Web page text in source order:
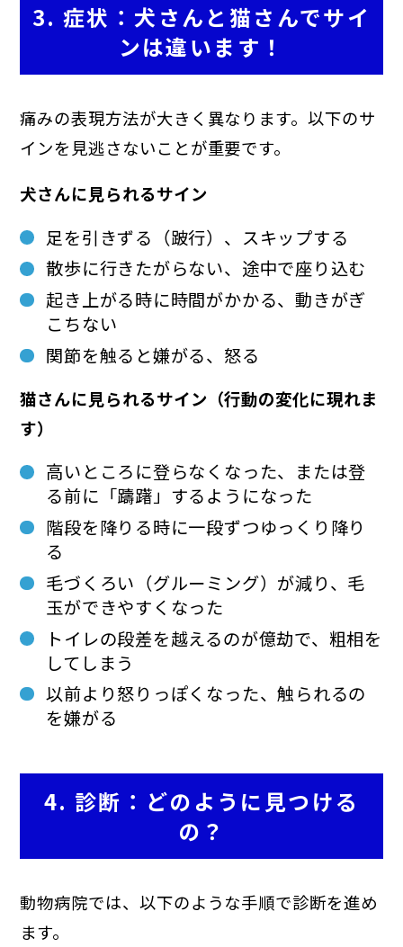
3. 症状：犬さんと猫さんでサイ
ンは違います！
痛みの表現方法が大きく異なります。以下のサ
インを見逃さないことが重要です。
犬さんに見られるサイン
足を引きずる（跛行）、スキップする
散歩に行きたがらない、途中で座り込む
起き上がる時に時間がかかる、動きがぎ
こちない
関節を触ると嫌がる、怒る
猫さんに見られるサイン（行動の変化に現れま
す）
高いところに登らなくなった、または登
る前に「躊躇」するようになった
階段を降りる時に一段ずつゆっくり降り
る
毛づくろい（グルーミング）が減り、毛
玉ができやすくなった
トイレの段差を越えるのが億劫で、粗相を
してしまう
以前より怒りっぽくなった、触られるの
を嫌がる
4. 診断：どのように見つける
の？
動物病院では、以下のような手順で診断を進め
ます。